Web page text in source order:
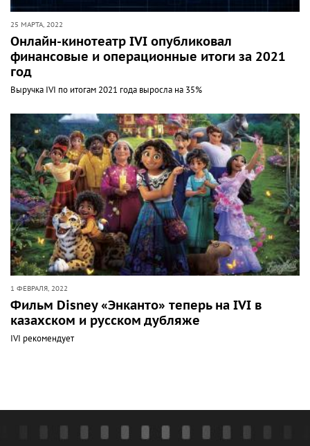
25 МАРТА, 2022
Онлайн-кинотеатр IVI опубликовал
финансовые и операционные итоги за 2021
год
Выручка IVI по итогам 2021 года выросла на 35%
1 ФЕВРАЛЯ, 2022
Фильм Disney «Энканто» теперь на IVI в
казахском и русском дубляже
IVI рекомендует